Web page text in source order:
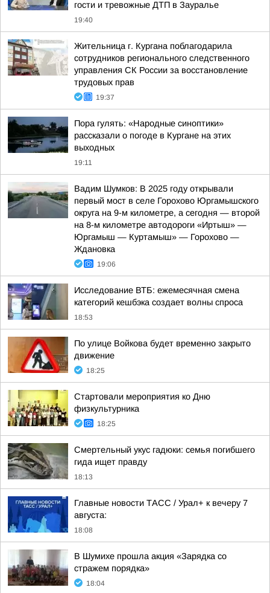
гости и тревожные ДТП в Зауралье
19:40
Жительница г. Кургана поблагодарила
сотрудников регионального следственного
управления СК России за восстановление
трудовых прав
19:37
Пора гулять: «Народные синоптики»
рассказали о погоде в Кургане на этих
выходных
19:11
Вадим Шумков: В 2025 году открывали
первый мост в селе Горохово Юргамышского
округа на 9-м километре, а сегодня — второй
на 8-м километре автодороги «Иртыш» —
Юргамыш — Куртамыш» — Горохово —
Ждановка
19:06
Исследование ВТБ: ежемесячная смена
категорий кешбэка создает волны спроса
18:53
По улице Войкова будет временно закрыто
движение
18:25
Стартовали мероприятия ко Дню
физкультурника
18:25
Смертельный укус гадюки: семья погибшего
гида ищет правду
18:13
Главные новости ТАСС / Урал+ к вечеру 7
августа:
18:08
В Шумихе прошла акция «Зарядка со
стражем порядка»
18:04